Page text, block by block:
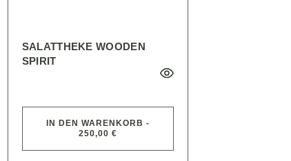
SALATTHEKE WOODEN
SPIRIT
IN DEN WARENKORB -
250,00 €